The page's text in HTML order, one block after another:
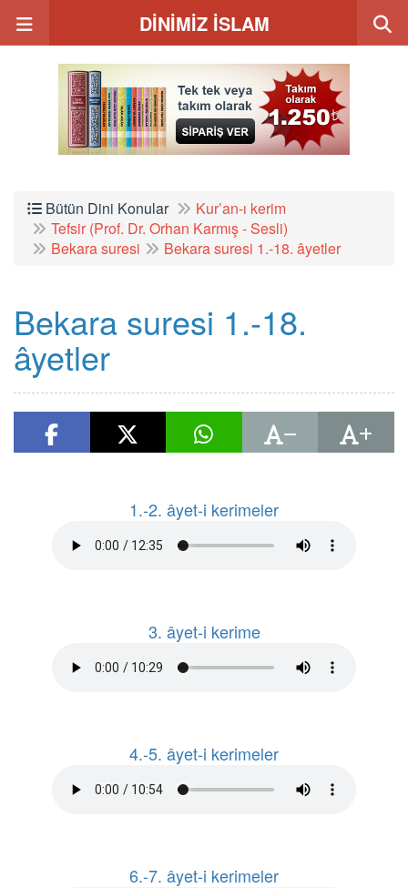
DİNİMİZ İSLAM
Bütün Dini Konular
Kur’an-ı kerim
Tefsir (Prof. Dr. Orhan Karmış - Sesli)
Bekara suresi
Bekara suresi 1.-18. âyetler
Bekara suresi 1.-18.
âyetler
1.-2. âyet-i kerimeler
3. âyet-i kerime
4.-5. âyet-i kerimeler
6.-7. âyet-i kerimeler